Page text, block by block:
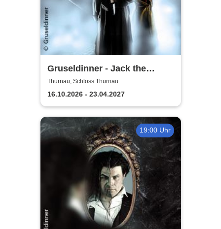
Gruseldinner - Jack the
Ripper
Thurnau, Schloss Thurnau
16.10.2026 - 23.04.2027
19:00 Uhr